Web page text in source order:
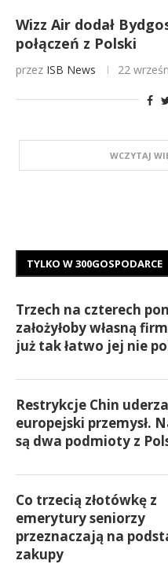
Wizz Air dodał
połączeń z Polski
przez ISB News 22
WCZYTAJ
TYLKO W 300GOSPODARCE
Trzech na czterech
założyłoby własną
już tak łatwo jej nie
Restrykcje Chin
europejski przemysł.
są dwa podmioty z
Co trzecią złotówkę z
emerytury seniorzy
przeznaczają na
zakupy